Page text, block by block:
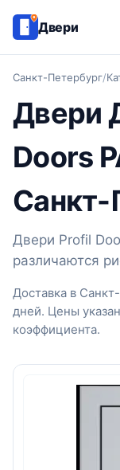
Двери
Санкт-Петербург/
Двери
Doors
Санкт-
Двери Profil
различаются
Доставка в
дней. Цены
коэффициента.